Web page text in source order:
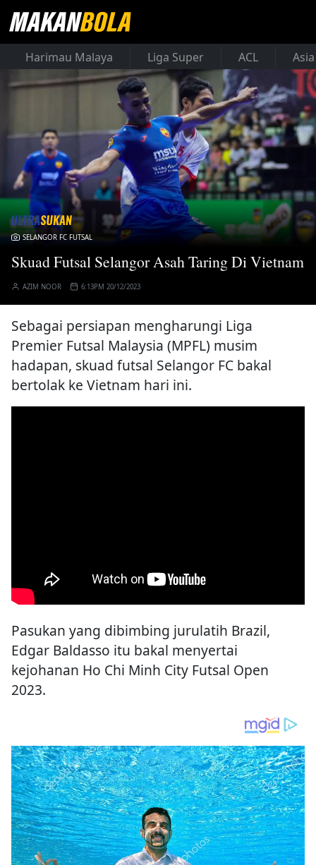
Harimau Malaya Liga Super ACL
SELANGOR FC FUTSAL
Skuad Futsal Selangor Asah Taring Di Vietnam
AZIM NOOR 6:13PM 20/12/2023
Sebagai persiapan mengharungi Liga
Premier Futsal Malaysia (MPFL) musim
hadapan, skuad futsal Selangor FC bakal
bertolak ke Vietnam hari ini.
Pasukan yang dibimbing jurulatih Brazil,
Edgar Baldasso itu bakal menyertai
kejohanan Ho Chi Minh City Futsal Open
2023.